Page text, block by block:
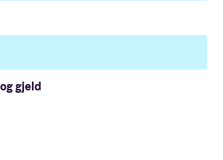
gjeld